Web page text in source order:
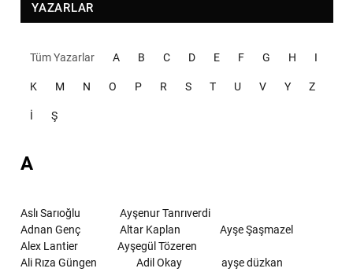
YAZARLAR
Tüm Yazarlar A B C D E F G H I
K M N O P R S T U V Y Z
İ Ş
A
Aslı Sarıoğlu
Ayşenur Tanrıverdi
Adnan Genç
Altar Kaplan
Ayşe Şaşmazel
Alex Lantier
Ayşegül Tözeren
Ali Rıza Güngen
Adil Okay
ayşe düzkan